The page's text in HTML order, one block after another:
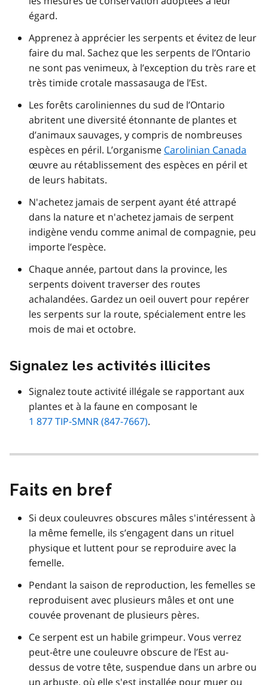
égard.
Apprenez à apprécier les serpents et évitez de leur
faire du mal. Sachez que les serpents de l’Ontario
ne sont pas venimeux, à l’exception du très rare et
très timide crotale massasauga de l’Est.
Les forêts caroliniennes du sud de l’Ontario
abritent une diversité étonnante de plantes et
d’animaux sauvages, y compris de nombreuses
espèces en péril. L’organisme Carolinian Canada
œuvre au rétablissement des espèces en péril et
de leurs habitats.
N'achetez jamais de serpent ayant été attrapé
dans la nature et n'achetez jamais de serpent
indigène vendu comme animal de compagnie, peu
importe l’espèce.
Chaque année, partout dans la province, les
serpents doivent traverser des routes
achalandées. Gardez un oeil ouvert pour repérer
les serpents sur la route, spécialement entre les
mois de mai et octobre.
Signalez les activités illicites
Signalez toute activité illégale se rapportant aux
plantes et à la faune en composant le
1 877 TIP-SMNR (847-7667).
Faits en bref
Si deux couleuvres obscures mâles s'intéressent à
la même femelle, ils s’engagent dans un rituel
physique et luttent pour se reproduire avec la
femelle.
Pendant la saison de reproduction, les femelles se
reproduisent avec plusieurs mâles et ont une
couvée provenant de plusieurs pères.
Ce serpent est un habile grimpeur. Vous verrez
peut-être une couleuvre obscure de l’Est au-
dessus de votre tête, suspendue dans un arbre ou
un arbuste, où elle s'est installée pour muer ou